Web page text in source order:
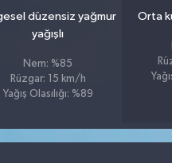
düzensiz yağmur
yağışlı
Nem: %85
Rüzgar: 15 km/h
Yağış Olasılığı: %89
Orta